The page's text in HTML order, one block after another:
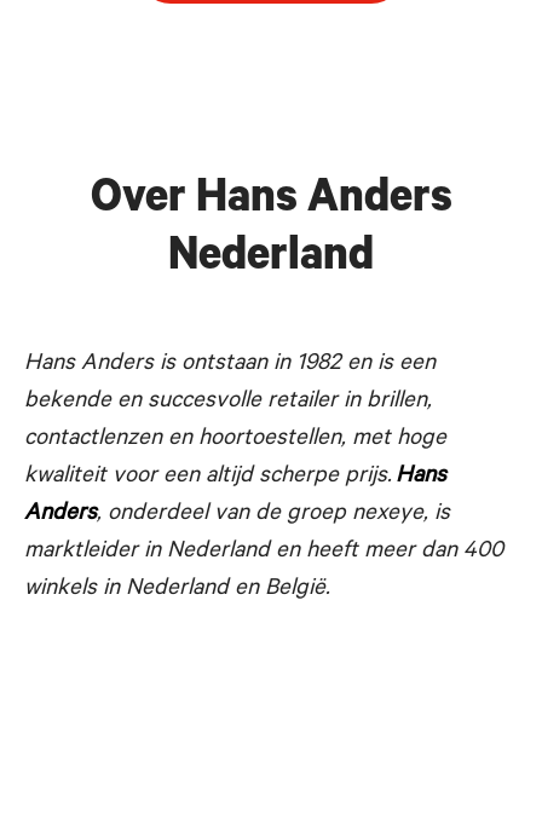
Over Hans Anders
Nederland
Hans Anders is ontstaan in 1982 en is een
bekende en succesvolle retailer in brillen,
contactlenzen en hoortoestellen, met hoge
kwaliteit voor een altijd scherpe prijs. Hans
Anders, onderdeel van de groep nexeye, is
marktleider in Nederland en heeft meer dan 400
winkels in Nederland en België.